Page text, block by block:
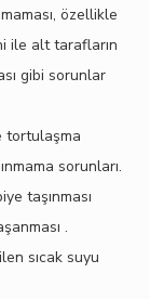
özellikle
ile alt tarafların
gibi sorunlar
tortulaşma
sorunları.
taşınması
.
sıcak suyu